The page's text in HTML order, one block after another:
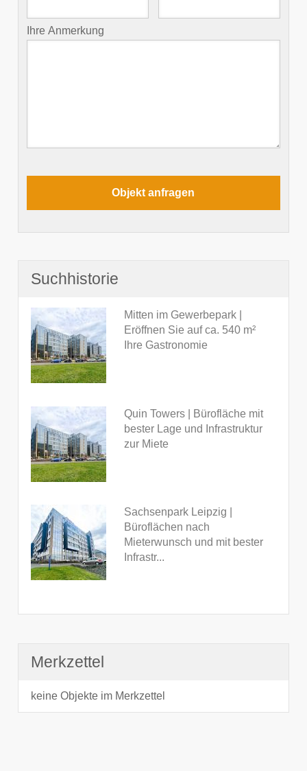
Ihre Anmerkung
Suchhistorie
Mitten im Gewerbepark |
Eröffnen Sie auf ca. 540 m²
Ihre Gastronomie
Quin Towers | Bürofläche mit
bester Lage und Infrastruktur
zur Miete
Sachsenpark Leipzig |
Büroflächen nach
Mieterwunsch und mit bester
Infrastr...
Merkzettel
keine Objekte im Merkzettel